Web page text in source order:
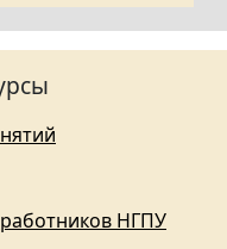
НГПУ